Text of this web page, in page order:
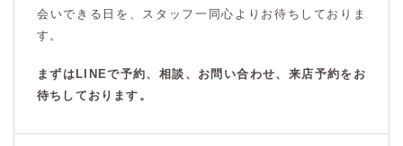
会いできる日を、スタッフ一同心よりお待ちしておりま
す。
まずはLINEで予約、相談、お問い合わせ、来店予約をお
待ちしております。